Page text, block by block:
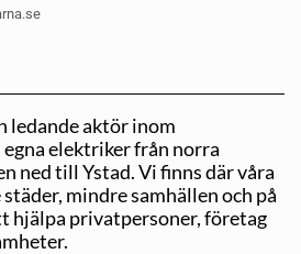
ledande aktör inom
elektriker från norra
ned till Ystad. Vi finns där våra
mindre samhällen och på
hjälpa privatpersoner, företag